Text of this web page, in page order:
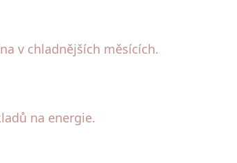
v chladnějších měsících.
na energie.